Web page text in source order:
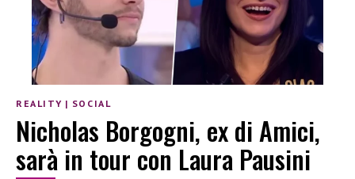
REALITY | SOCIAL
Nicholas Borgogni, ex di Amici,
sarà in tour con Laura Pausini